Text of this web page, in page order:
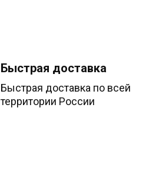
Быстрая доставка
Быстрая доставка по всей
территории России